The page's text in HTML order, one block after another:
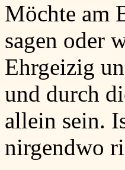
Möchte am
sagen oder
Ehrgeizig
und durch
allein sein.
nirgendwo